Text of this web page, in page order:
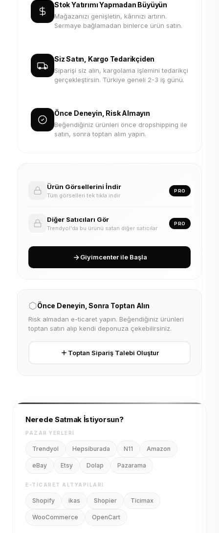
Stok Yatırımı Yapmadan Büyüyün
Mağazanızı genişletin, kârınızı artırın.
Sermaye bağlamadan binlerce ürün satın.
Siz Satın, Kargo Tedarikçiden
Siparişi siz alın, kargolama işlemini tedarikçi
gerçekleştirsin. Türkiye geneli 2-3 iş günü.
Önce Deneyin, Risk Almayın
Beğendiğiniz ürünleri önce dropshipping ile
satın, sonra toptan alım yapın.
Ürün Görsellerini İndir
Tüm görselleri tek tıkla indir
PRO
Diğer Satıcıları Gör
Trendyol'da bu ürünü satan diğer satıcılar
PRO
Giyimcenter ile Başla
Önce Deneyin, Sonra Toptan Alın
Risk almadan e-ticaret yapın. Beğendiğiniz ürünleri
toptan satın alıp kendi deponuza çekebilirsiniz.
Toptan Sipariş Talebi Oluştur
Nerede Satmak İstiyorsun?
PAZAR YERLERI
Trendyol Hepsiburada N11 Amazon
eBay Etsy Dolap Pazarama
E-TICARET ALTYAPILARI
Shopify ikas Shopier Ticimax
WooCommerce OpenCart